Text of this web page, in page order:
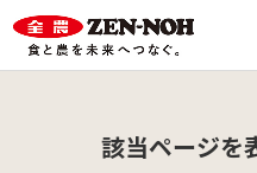
該当ページを